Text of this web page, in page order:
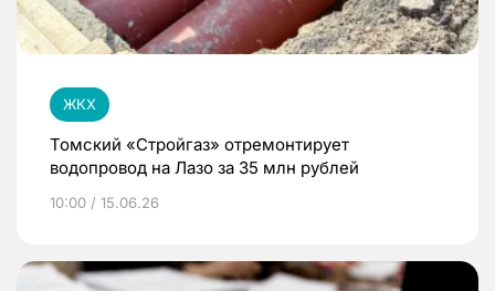
ЖКХ
Томский «Стройгаз» отремонтирует
водопровод на Лазо за 35 млн рублей
10:00 / 15.06.26